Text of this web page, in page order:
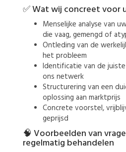
✅ Wat wij concreet voor
Menselijke analyse van
die vaag, gemengd of
Ontleding van de
het probleem
Identificatie van de
ons netwerk
Structurering van een
oplossing aan marktprijs
Concrete voorstel,
geprijsd
🧠 Voorbeelden van
regelmatig behandelen